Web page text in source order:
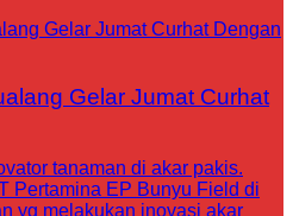
Gelar Jumat Curhat